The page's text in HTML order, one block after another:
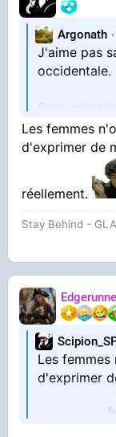
Argonath
J'aime pas
occidentale.
Et tu sais
qu'il y a un
parlant des
la
Les femmes
d'exprimer de
réellement.
Stay Behind -
Les
d'exprimer